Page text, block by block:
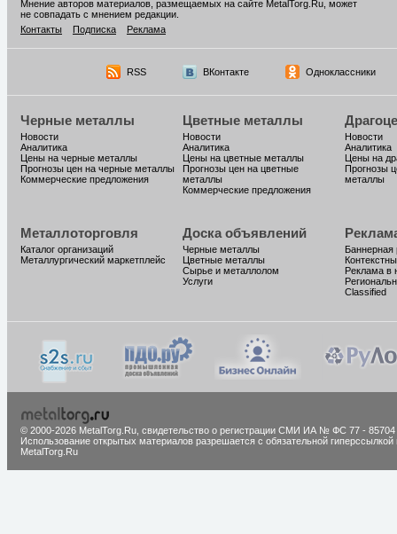
Мнение авторов материалов, размещаемых на сайте MetalTorg.Ru, может
не совпадать с мнением редакции.
Контакты
Подписка Реклама
RSS ВКонтакте Одноклассники
Черные металлы
Новости
Аналитика
Цены на черные металлы
Прогнозы цен на черные металлы
Коммерческие предложения
Цветные металлы
Новости
Аналитика
Цены на цветные металлы
Прогнозы цен на цветные
металлы
Коммерческие предложения
Новости
Аналитика
Цены на
Прогнозы
металлы
Металлоторговля
Каталог организаций
Металлургический маркетплейс
Доска объявлений
Черные металлы
Цветные металлы
Сырье и металлолом
Услуги
Баннерная
Реклама в
Classified
© 2000-2026 MetalTorg.Ru, cвидетельство о регистрации СМИ ИА № ФС 77 - 85704
Использование открытых материалов разрешается с обязательной гиперссылкой
MetalTorg.Ru